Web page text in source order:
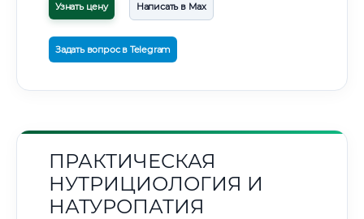
Узнать цену Написать в Max
Задать вопрос в Telegram
ПРАКТИЧЕСКАЯ
НУТРИЦИОЛОГИЯ И
НАТУРОПАТИЯ